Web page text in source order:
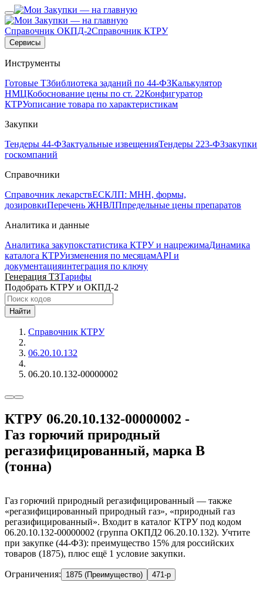
Справочник ОКПД-2Справочник КТРУ
Сервисы
Инструменты
Готовые ТЗбиблиотека заданий по 44-ФЗКалькулятор
НМЦКобоснование цены по ст. 22Конфигуратор
КТРУописание товара по характеристикам
Закупки
Тендеры 44-ФЗактуальные извещенияТендеры 223-ФЗзакупки
госкомпаний
Справочники
Справочник лекарствЕСКЛП: МНН, формы,
дозировкиПеречень ЖНВЛПпредельные цены препаратов
Аналитика и данные
Аналитика закупокстатистика КТРУ и нацрежимаДинамика
каталога КТРУизменения по месяцамAPI и
документацияинтеграция по ключу
Генерация ТЗТарифы
Подобрать КТРУ и ОКПД-2
Найти
Справочник КТРУ
06.20.10.132
06.20.10.132-00000002
КТРУ 06.20.10.132-00000002 -
Газ горючий природный
регазифицированный, марка В
(тонна)
Газ горючий природный регазифицированный — также
«регазифицированный природный газ», «природный газ
регазифицированный». Входит в каталог КТРУ под кодом
06.20.10.132-00000002 (группа ОКПД2 06.20.10.132). Учтите
при закупке (44-ФЗ): преимущество 15% для российских
товаров (1875), плюс ещё 1 условие закупки.
Ограничения: 1875 (Преимущество) 471-р